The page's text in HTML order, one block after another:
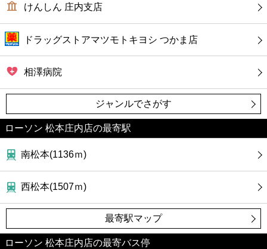
けんしん 庄内支店
ドラッグストアマツモトキヨシ つかま店
相澤病院
ジャンルでさがす
ローソン 松本庄内店の最寄駅
南松本(1136ｍ)
西松本(1507ｍ)
最寄駅マップ
ローソン 松本庄内店の最寄バス停